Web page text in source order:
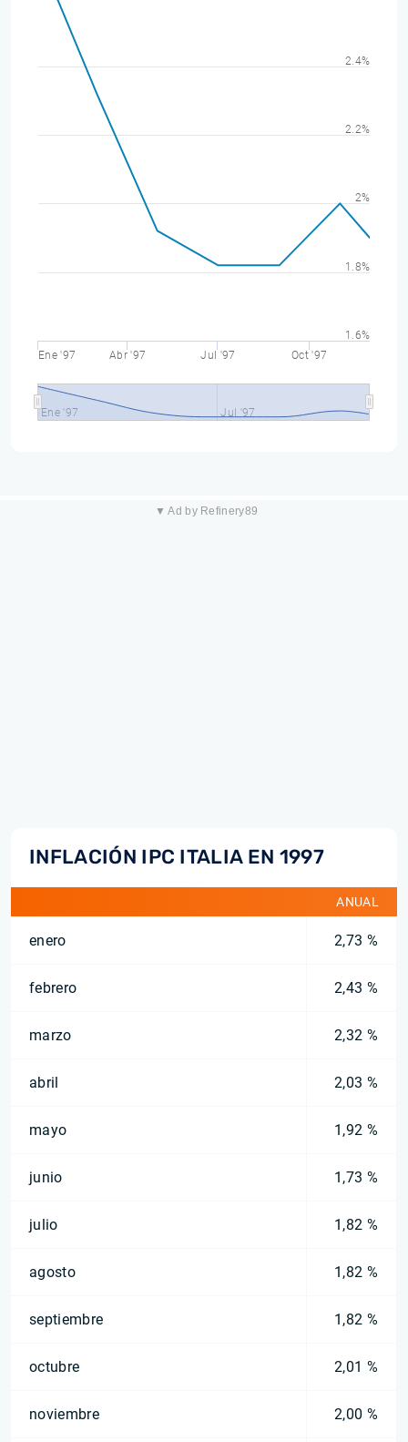
Ene '97 Abr '97 Jul '97 Oct '97
Ene '97 Jul '97
1.6%
1.8%
2%
2.2%
2.4%
▼ Ad by Refinery89
INFLACIÓN IPC ITALIA EN 1997
ANUAL
enero 2,73 %
febrero 2,43 %
marzo 2,32 %
abril 2,03 %
mayo 1,92 %
junio 1,73 %
julio 1,82 %
agosto 1,82 %
septiembre 1,82 %
octubre 2,01 %
noviembre 2,00 %